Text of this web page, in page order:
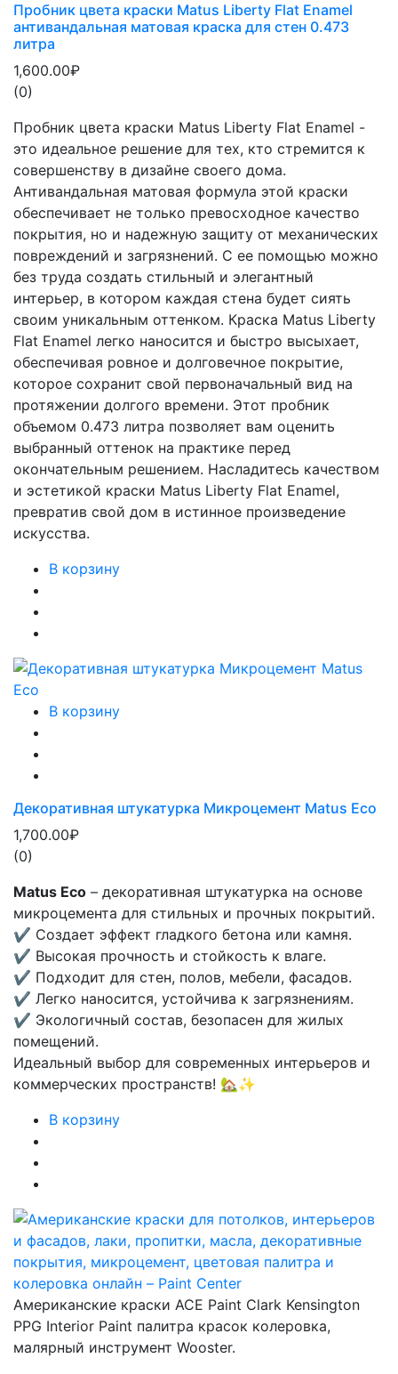
Пробник цвета краски Matus Liberty Flat Enamel
антивандальная матовая краска для стен 0.473
литра
1,600.00₽
(0)
Пробник цвета краски Matus Liberty Flat Enamel -
это идеальное решение для тех, кто стремится к
совершенству в дизайне своего дома.
Антивандальная матовая формула этой краски
обеспечивает не только превосходное качество
покрытия, но и надежную защиту от механических
повреждений и загрязнений. С ее помощью можно
без труда создать стильный и элегантный
интерьер, в котором каждая стена будет сиять
своим уникальным оттенком. Краска Matus Liberty
Flat Enamel легко наносится и быстро высыхает,
обеспечивая ровное и долговечное покрытие,
которое сохранит свой первоначальный вид на
протяжении долгого времени. Этот пробник
объемом 0.473 литра позволяет вам оценить
выбранный оттенок на практике перед
окончательным решением. Насладитесь качеством
и эстетикой краски Matus Liberty Flat Enamel,
превратив свой дом в истинное произведение
искусства.
В корзину
В корзину
Декоративная штукатурка Микроцемент Matus Eco
1,700.00₽
(0)
Matus Eco – декоративная штукатурка на основе
микроцемента для стильных и прочных покрытий.
✔ Создает эффект гладкого бетона или камня.
✔ Высокая прочность и стойкость к влаге.
✔ Подходит для стен, полов, мебели, фасадов.
✔ Легко наносится, устойчива к загрязнениям.
✔ Экологичный состав, безопасен для жилых
помещений.
Идеальный выбор для современных интерьеров и
коммерческих пространств! 🏡✨
В корзину
Американские краски ACE Paint Clark Kensington
PPG Interior Paint палитра красок колеровка,
малярный инструмент Wooster.